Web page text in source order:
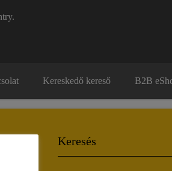
Kereskedő kereső B2B